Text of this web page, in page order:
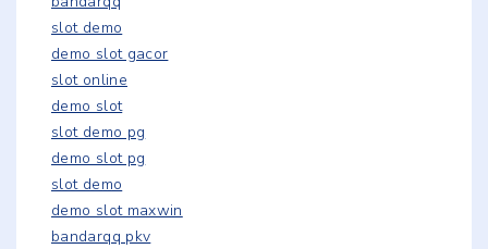
slot demo
demo slot gacor
slot online
demo slot
slot demo pg
demo slot pg
slot demo
demo slot maxwin
bandarqq pkv